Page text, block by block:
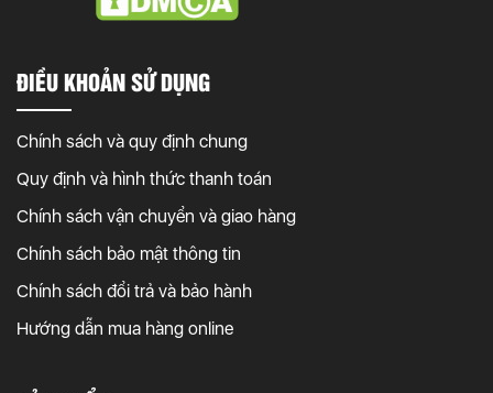
ĐIỀU KHOẢN SỬ DỤNG
Chính sách và quy định chung
Quy định và hình thức thanh toán
Chính sách vận chuyển và giao hàng
Chính sách bảo mật thông tin
Chính sách đổi trả và bảo hành
Hướng dẫn mua hàng online